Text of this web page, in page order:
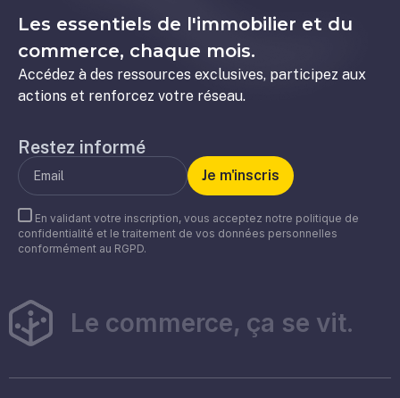
Les essentiels de l'immobilier et du
commerce, chaque mois.
Accédez à des ressources exclusives, participez aux
actions et renforcez votre réseau.
Restez informé
En validant votre inscription, vous acceptez notre politique de
confidentialité et le traitement de vos données personnelles
conformément au RGPD.
Le commerce, ça se vit.